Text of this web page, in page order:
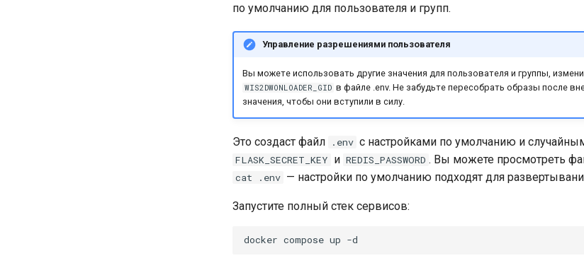
по умолчанию для пользователя и групп.
Управление разрешениями пользователя
Вы можете использовать другие значения для пользователя и группы,
WIS2DWONLOADER_GID в файле .env. Не забудьте пересобрать образы после
значения, чтобы они вступили в силу.
Это создаст файл .env с настройками по умолчанию и
FLASK_SECRET_KEY и REDIS_PASSWORD . Вы можете просмотреть
cat .env — настройки по умолчанию подходят для
Запустите полный стек сервисов:
docker compose up